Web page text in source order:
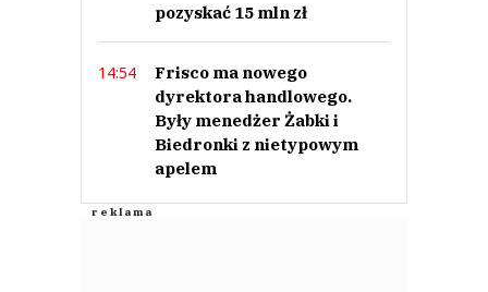
pozyskać 15 mln zł
14:54
Frisco ma nowego
dyrektora handlowego.
Były menedżer Żabki i
Biedronki z nietypowym
apelem